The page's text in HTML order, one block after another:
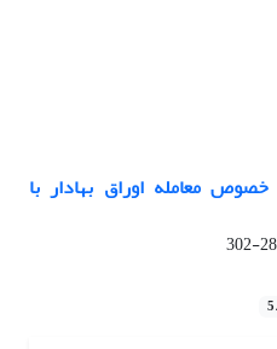
معامله اوراق بهادار با